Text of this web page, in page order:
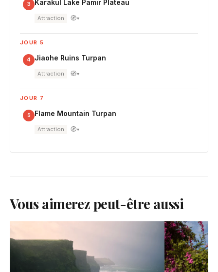
3 Karakul Lake Pamir Plateau
Attraction 🧭▾
JOUR 5
4 Jiaohe Ruins Turpan
Attraction 🧭▾
JOUR 7
5 Flame Mountain Turpan
Attraction 🧭▾
Vous aimerez peut-être aussi